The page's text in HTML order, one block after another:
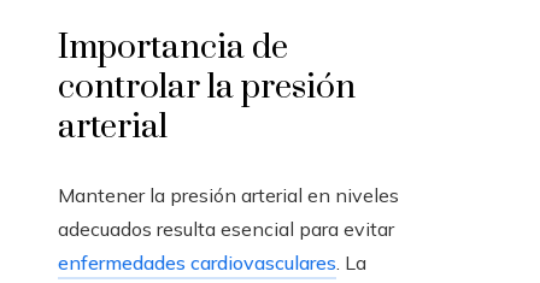
Importancia de
controlar la presión
arterial
Mantener la presión arterial en niveles
adecuados resulta esencial para evitar
enfermedades cardiovasculares. La